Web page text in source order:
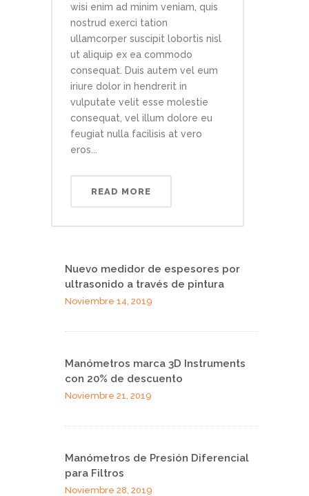
wisi enim ad minim veniam, quis
nostrud exerci tation
ullamcorper suscipit lobortis nisl
ut aliquip ex ea commodo
consequat. Duis autem vel eum
iriure dolor in hendrerit in
vulputate velit esse molestie
consequat, vel illum dolore eu
feugiat nulla facilisis at vero
eros...
READ MORE
Nuevo medidor de espesores por
ultrasonido a través de pintura
Noviembre 14, 2019
Manómetros marca 3D Instruments
con 20% de descuento
Noviembre 21, 2019
Manómetros de Presión Diferencial
para Filtros
Noviembre 28, 2019